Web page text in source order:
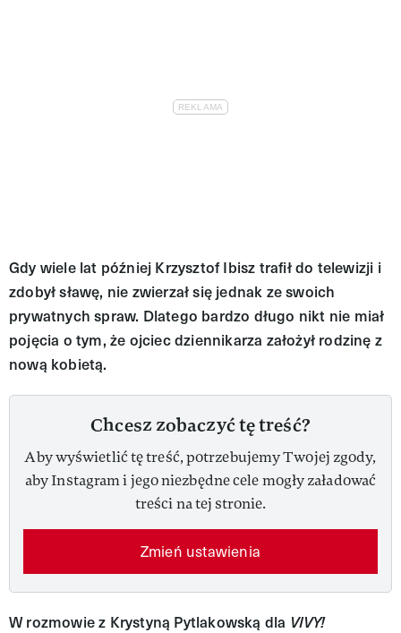
Gdy wiele lat później Krzysztof Ibisz trafił do telewizji i
zdobył sławę, nie zwierzał się jednak ze swoich
prywatnych spraw. Dlatego bardzo długo nikt nie miał
pojęcia o tym, że ojciec dziennikarza założył rodzinę z
nową kobietą.
Chcesz zobaczyć tę treść?
Aby wyświetlić tę treść, potrzebujemy Twojej zgody,
aby Instagram i jego niezbędne cele mogły załadować
treści na tej stronie.
Zmień ustawienia
W rozmowie z Krystyną Pytlakowską dla VIVY!